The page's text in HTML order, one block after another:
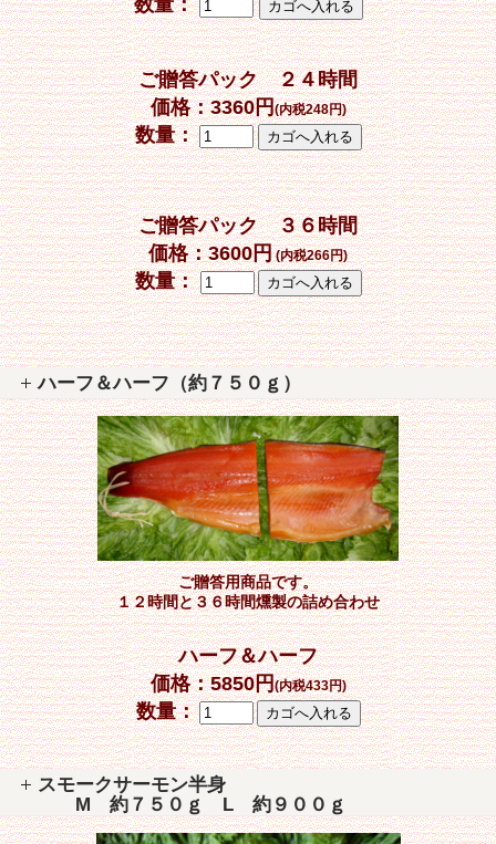
数量：
ご贈答パック ２４時間
価格：3360円(内税248円)
数量：
ご贈答パック ３６時間
価格：3600円 (内税266円)
数量：
ハーフ＆ハーフ（約７５０ｇ）
ご贈答用商品です。
１２時間と３６時間燻製の詰め合わせ
ハーフ＆ハーフ
価格：5850円(内税433円)
数量：
スモークサーモン半身
M 約７５０ｇ L 約９００ｇ